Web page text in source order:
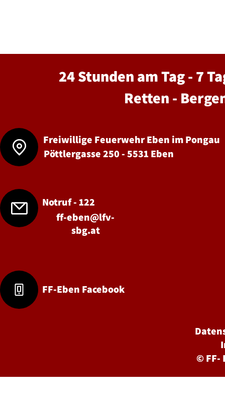
24 Stunden am Tag - 7
Retten -
Freiwillige Feuerwehr Eben im Pongau
Pöttlergasse 250 - 5531 Eben
Notruf - 122
ff-eben@lfv-
sbg.at
FF-Eben Facebook
©FF-